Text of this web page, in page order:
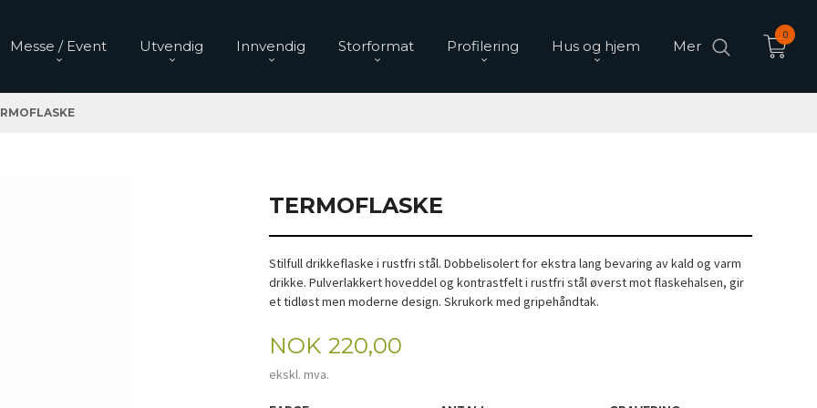
Messe / Event Utvendig Innvendig Storformat Profilering Hus og hjem Mer
0
TERMOFLASKE
Stilfull drikkeflaske i rustfri stål. Dobbelisolert for ekstra lang bevaring av kald og varm
drikke. Pulverlakkert hoveddel og kontrastfelt i rustfri stål øverst mot flaskehalsen, gir
et tidløst men moderne design. Skrukork med gripehåndtak.
Pris
NOK 220,00
ekskl. mva.